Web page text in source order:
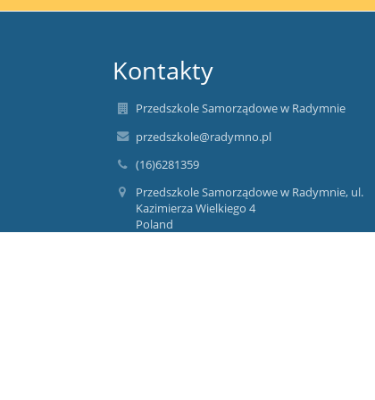
Kontakty
Przedszkole Samorządowe w Radymnie
przedszkole@radymno.pl
(16)6281359
Przedszkole Samorządowe w Radymnie, ul.
Kazimierza Wielkiego 4
Poland